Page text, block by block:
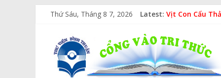
Thứ Sáu, Tháng 8 7, 2026 Latest: Vịt Con Cẩu Thả
Kỷ niệm 97
Xe Lu Và Xe Ca
Các yếu tố
Thư